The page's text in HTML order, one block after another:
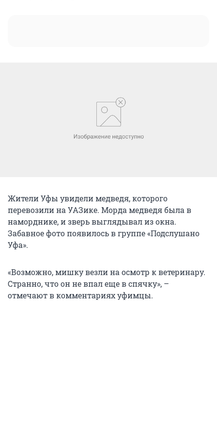
Жители Уфы увидели медведя, которого
перевозили на УАЗике. Морда медведя была в
наморднике, и зверь выглядывал из окна.
Забавное фото появилось в группе «Подслушано
Уфа».
«Возможно, мишку везли на осмотр к ветеринару.
Странно, что он не впал еще в спячку», –
отмечают в комментариях уфимцы.